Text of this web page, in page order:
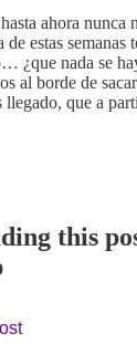
ahora nunca
estas semanas
¿que nada se
al borde de
llegado, que a
this